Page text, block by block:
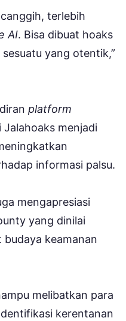
terlebih
AI. Bisa dibuat hoaks
yang otentik,”
platform
menjadi
informasi palsu.
mengapresiasi
yang dinilai
keamanan
melibatkan para
kerentanan